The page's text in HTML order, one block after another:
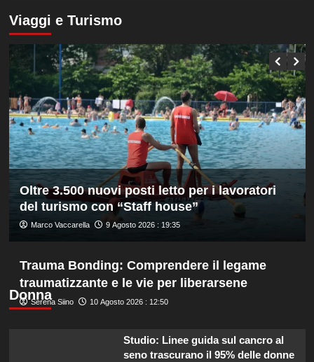
per
difendere
ori
di
Roma
su
All’Inter
primo
derby
d’Italia
stagionale,
Juventus
sconfitta
2-
1
Viaggi e Turismo
Oltre 3.500 nuovi posti letto per i lavoratori
del turismo con “Staff house”
Marco Vaccarella 9 Agosto 2026 : 19:35
Donna
Trauma Bonding: Comprendere il legame
traumatizzante e le vie per liberarsene
Serena Siino 10 Agosto 2026 : 12:50
Studio: Linee guida sul cancro al
seno trascurano il 95% delle donne